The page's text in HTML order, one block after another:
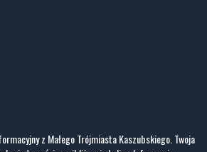
z Małego Trójmiasta Kaszubskiego. Twoja
wiadomości z najbliższej okolicy. Informacje
z Wejherowa, Pucka, Redy, Rumi i okolic.
info dla mieszkańców Małego Trójmiasta